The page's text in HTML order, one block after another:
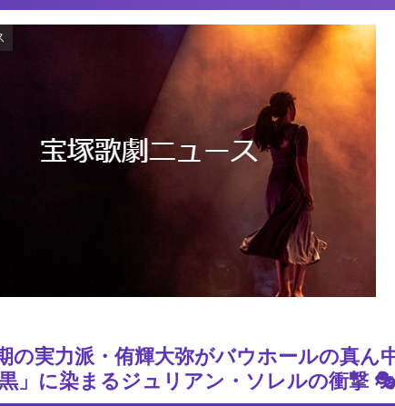
の実力派・侑輝大弥がバウホールの真ん
」に染まるジュリアン・ソレルの衝撃